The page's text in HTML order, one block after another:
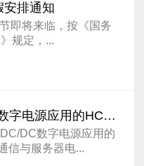
安排通知
即将来临，按《国务
规定，...
字电源应用的HC32
DC数字电源应用的
信与服务器电...